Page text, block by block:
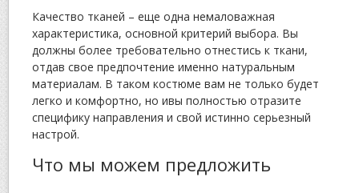
Качество тканей – еще одна немаловажная
характеристика, основной критерий выбора. Вы
должны более требовательно отнестись к ткани,
отдав свое предпочтение именно натуральным
материалам. В таком костюме вам не только будет
легко и комфортно, но ивы полностью отразите
специфику направления и свой истинно серьезный
настрой.
Что мы можем предложить